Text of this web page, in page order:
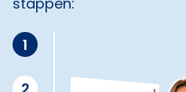
1
2